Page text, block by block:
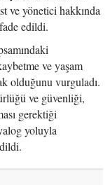
ve yönetici hakkında
edildi.
ve yaşam
olduğunu vurguladı.
ve güvenliği,
gerektiği
yoluyla